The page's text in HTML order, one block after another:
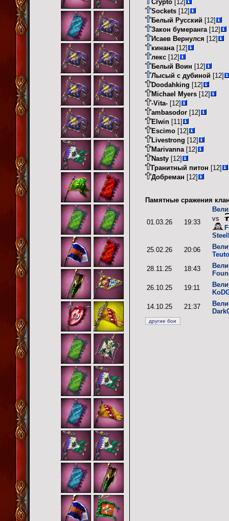
Crypto [12]
Sockets [12]
Белый Русский [12]
Закон бумеранга [12]
Исаев Вернулся [12]
кинана [12]
лекс [12]
Белый Воин [12]
Лысый с дубиной [12]
Doodahking [12]
Michael Myers [12]
-Vita- [12]
ambasodor [12]
Elwin [11]
Escimo [12]
Livestrong [12]
Marivanna [12]
Nasty [12]
Гранитный питон [12]
Добреман [12]
Памятные сражения
01.03.26 19:33
vs
25.02.26
20:06
28.11.25
18:43
26.10.25
19:11
14.10.25
21:37